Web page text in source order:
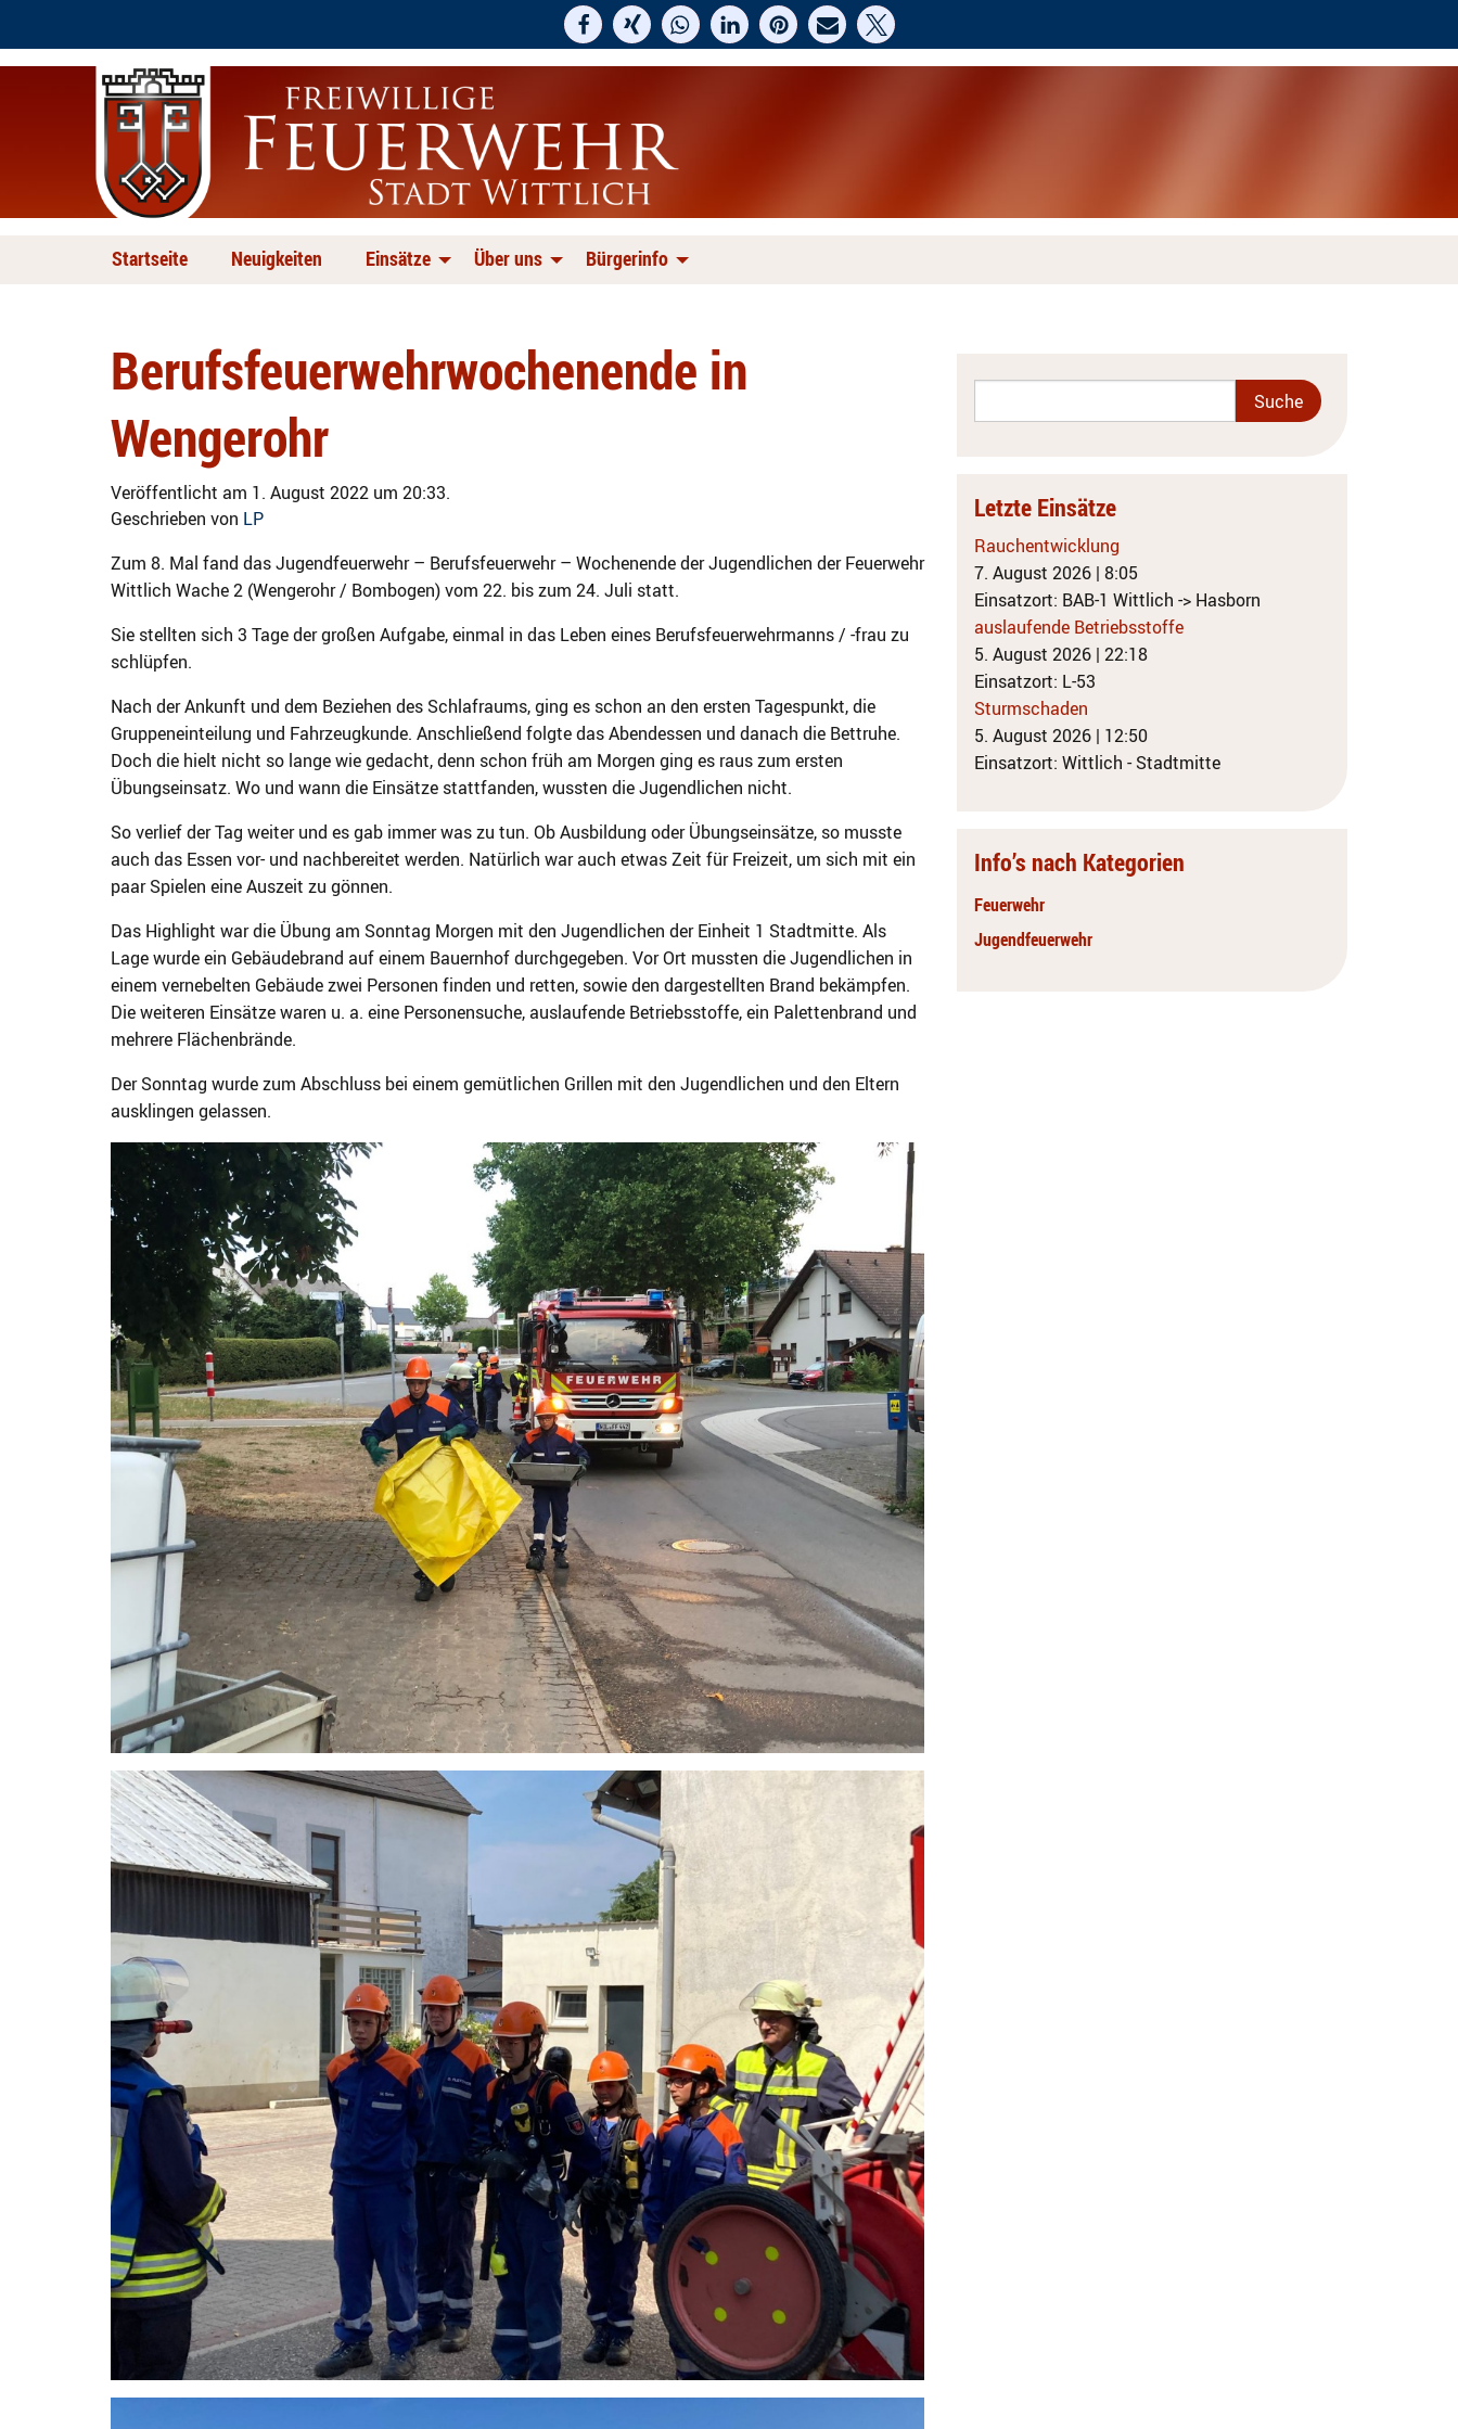
Startseite Neuigkeiten Einsätze Über uns Bürgerinfo
Berufsfeuerwehrwochenende in
Wengerohr
Veröffentlicht am 1. August 2022 um 20:33.
Geschrieben von LP
Zum 8. Mal fand das Jugendfeuerwehr – Berufsfeuerwehr – Wochenende der Jugendlichen der Feuerwehr
Wittlich Wache 2 (Wengerohr / Bombogen) vom 22. bis zum 24. Juli statt.
Sie stellten sich 3 Tage der großen Aufgabe, einmal in das Leben eines Berufsfeuerwehrmanns / -frau zu
schlüpfen.
Nach der Ankunft und dem Beziehen des Schlafraums, ging es schon an den ersten Tagespunkt, die
Gruppeneinteilung und Fahrzeugkunde. Anschließend folgte das Abendessen und danach die Bettruhe.
Doch die hielt nicht so lange wie gedacht, denn schon früh am Morgen ging es raus zum ersten
Übungseinsatz. Wo und wann die Einsätze stattfanden, wussten die Jugendlichen nicht.
So verlief der Tag weiter und es gab immer was zu tun. Ob Ausbildung oder Übungseinsätze, so musste
auch das Essen vor- und nachbereitet werden. Natürlich war auch etwas Zeit für Freizeit, um sich mit ein
paar Spielen eine Auszeit zu gönnen.
Das Highlight war die Übung am Sonntag Morgen mit den Jugendlichen der Einheit 1 Stadtmitte. Als
Lage wurde ein Gebäudebrand auf einem Bauernhof durchgegeben. Vor Ort mussten die Jugendlichen in
einem vernebelten Gebäude zwei Personen finden und retten, sowie den dargestellten Brand bekämpfen.
Die weiteren Einsätze waren u. a. eine Personensuche, auslaufende Betriebsstoffe, ein Palettenbrand und
mehrere Flächenbrände.
Der Sonntag wurde zum Abschluss bei einem gemütlichen Grillen mit den Jugendlichen und den Eltern
ausklingen gelassen.
Letzte Einsätze
Rauchentwicklung
7. August 2026 | 8:05
Einsatzort: BAB-1 Wittlich -> Hasborn
auslaufende Betriebsstoffe
5. August 2026 | 22:18
Einsatzort: L-53
Sturmschaden
5. August 2026 | 12:50
Einsatzort: Wittlich - Stadtmitte
Info’s nach Kategorien
Feuerwehr
Jugendfeuerwehr